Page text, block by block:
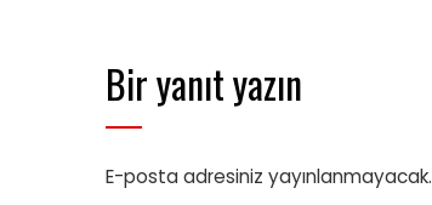
Bir yanıt yazın
E-posta adresiniz yayınlanmayacak.